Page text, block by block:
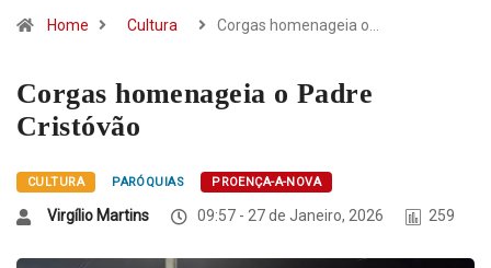
Home Cultura Corgas homenageia o…
Corgas homenageia o Padre
Cristóvão
CULTURA PARÓQUIAS PROENÇA-A-NOVA
Virgílio Martins 09:57 - 27 de Janeiro, 2026 259